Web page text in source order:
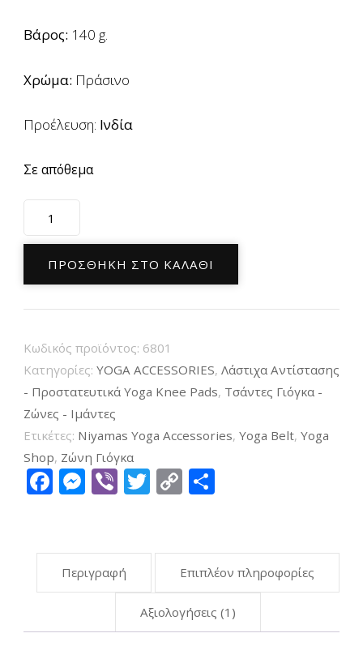
Βάρος: 140 g.
Χρώμα: Πράσινο
Προέλευση: Ινδία
Σε απόθεμα
Zώνη
Γιόγκα
(Ιμάντας)
Yoga
Pilates
D-
Ring
Cotton
Green
XL
250cmX4cm
ΠΡΟΣΘΉΚΗ ΣΤΟ ΚΑΛΆΘΙ
Κωδικός προϊόντος: 6801
Κατηγορίες: YOGA ACCESSORIES, Λάστιχα Αντίστασης
- Προστατευτικά Yoga Knee Pads, Τσάντες Γιόγκα -
Ζώνες - Ιμάντες
Ετικέτες: Niyamas Yoga Accessories, Yoga Belt, Yoga
Shop, Ζώνη Γιόγκα
Facebook
Messenger
ViberTwitter
Copy
Περιγραφή Επιπλέον πληροφορίες
Αξιολογήσεις (1)